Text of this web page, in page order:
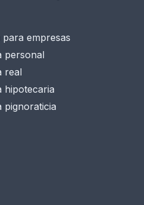
empresas
personal
real
hipotecaria
pignoraticia